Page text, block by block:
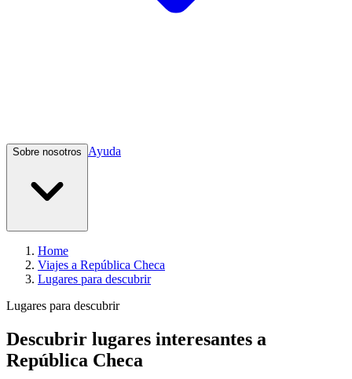
Sobre nosotros Ayuda
Home
Viajes a República Checa
Lugares para descubrir
Lugares para descubrir
Descubrir lugares interesantes a
República Checa